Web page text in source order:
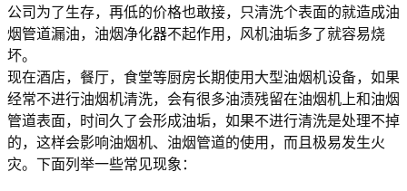
公司为了生存，再低的价格也敢接，只清洗个表面的就造成油
烟管道漏油，油烟净化器不起作用，风机油垢多了就容易烧
坏。
现在酒店，餐厅，食堂等厨房长期使用大型油烟机设备，如果
经常不进行油烟机清洗，会有很多油渍残留在油烟机上和油烟
管道表面，时间久了会形成油垢，如果不进行清洗是处理不掉
的，这样会影响油烟机、油烟管道的使用，而且极易发生火
灾。下面列举一些常见现象：